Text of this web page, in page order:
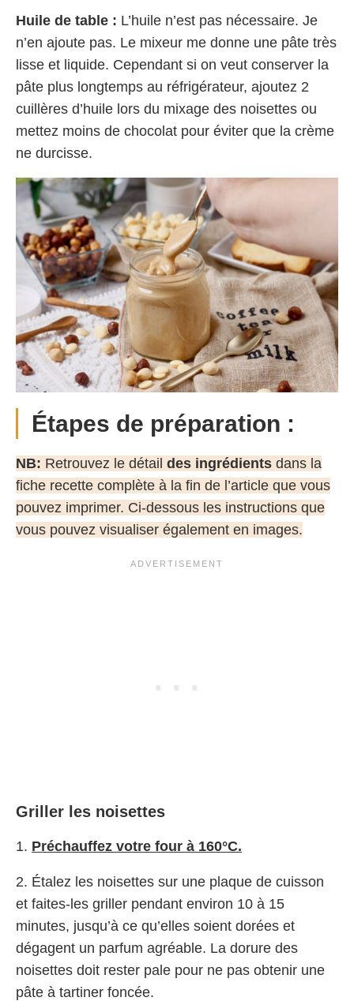
Huile de table : L’huile n’est pas nécessaire. Je
n’en ajoute pas. Le mixeur me donne une pâte très
lisse et liquide. Cependant si on veut conserver la
pâte plus longtemps au réfrigérateur, ajoutez 2
cuillères d’huile lors du mixage des noisettes ou
mettez moins de chocolat pour éviter que la crème
ne durcisse.
Étapes de préparation :
NB: Retrouvez le détail des ingrédients dans la
fiche recette complète à la fin de l’article que vous
pouvez imprimer. Ci-dessous les instructions que
vous pouvez visualiser également en images.
Griller les noisettes
1. Préchauffez votre four à 160°C.
2. Étalez les noisettes sur une plaque de cuisson
et faites-les griller pendant environ 10 à 15
minutes, jusqu’à ce qu’elles soient dorées et
dégagent un parfum agréable. La dorure des
noisettes doit rester pale pour ne pas obtenir une
pâte à tartiner foncée.